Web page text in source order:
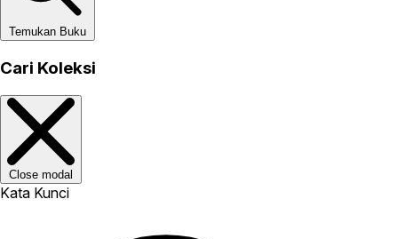
Temukan Buku
Cari Koleksi
Close modal
Kata Kunci